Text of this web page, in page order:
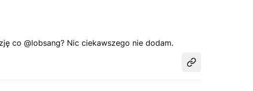
co @lobsang? Nic ciekawszego nie dodam.
Udostępnij